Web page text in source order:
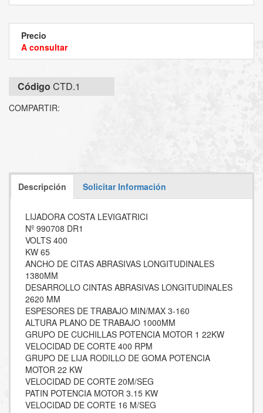
Precio
A consultar
Código CTD.1
COMPARTIR:
Descripción Solicitar Información
LIJADORA COSTA LEVIGATRICI
Nº 990708 DR1
VOLTS 400
KW 65
ANCHO DE CITAS ABRASIVAS LONGITUDINALES
1380MM
DESARROLLO CINTAS ABRASIVAS LONGITUDINALES
2620 MM
ESPESORES DE TRABAJO MIN/MAX 3-160
ALTURA PLANO DE TRABAJO 1000MM
GRUPO DE CUCHILLAS POTENCIA MOTOR 1 22KW
VELOCIDAD DE CORTE 400 RPM
GRUPO DE LIJA RODILLO DE GOMA POTENCIA
MOTOR 22 KW
VELOCIDAD DE CORTE 20M/SEG
PATIN POTENCIA MOTOR 3.15 KW
VELOCIDAD DE CORTE 16 M/SEG